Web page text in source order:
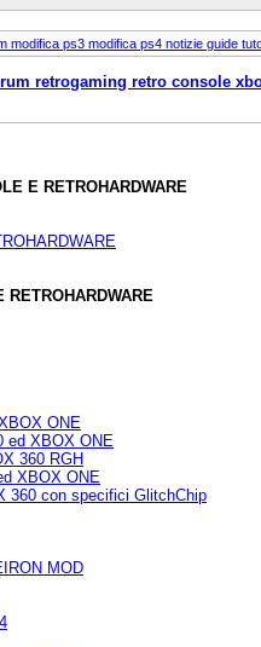
ps3 modifica ps4 notizie guide
retrogaming retro console
E RETROHARDWARE
ONE
ed XBOX ONE
360 RGH
XBOX ONE
360 con specifici GlitchChip
MOD